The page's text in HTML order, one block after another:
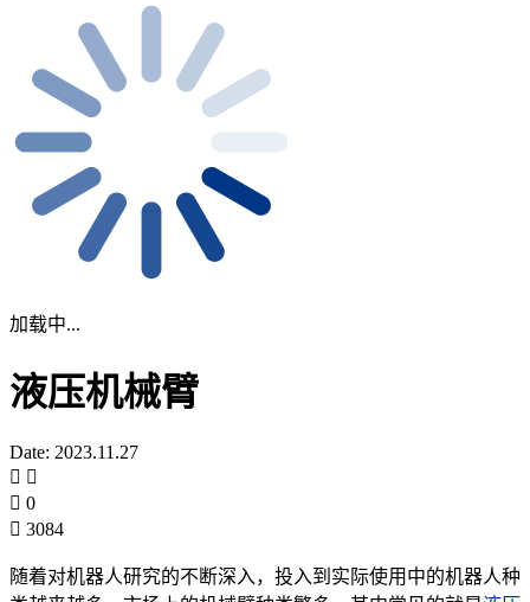
加载中...
液压机械臂
Date: 2023.11.27
0
3084
随着对机器人研究的不断深入，投入到实际使用中的机器人种